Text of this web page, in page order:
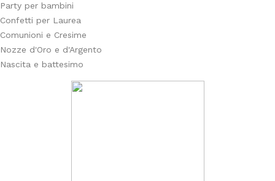
Party per bambini
Confetti per Laurea
Comunioni e Cresime
Nozze d'Oro e d'Argento
Nascita e battesimo